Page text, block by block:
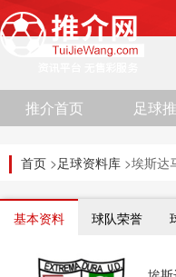
推介首页 足球
首页 >足球资料库 >埃斯达
基本资料 球队荣誉